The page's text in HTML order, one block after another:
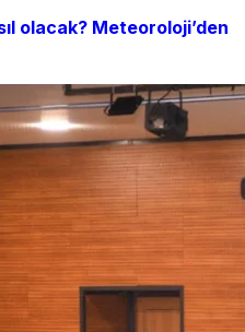
olacak? Meteoroloji’den